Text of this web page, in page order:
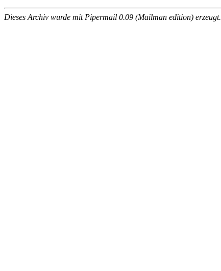
Dieses Archiv wurde mit Pipermail 0.09 (Mailman edition) erzeugt.